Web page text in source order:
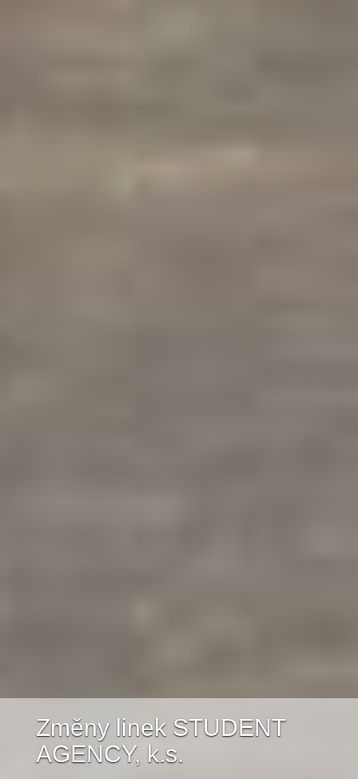
Změny linek STUDENT
AGENCY, k.s.